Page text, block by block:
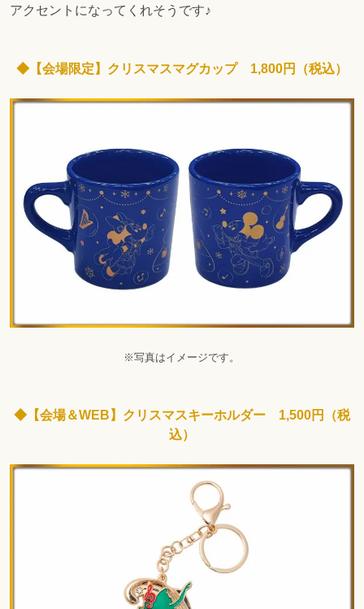
アクセントになってくれそうです♪
◆【会場限定】クリスマスマグカップ 1,800円（税込）
※写真はイメージです。
◆【会場＆WEB】クリスマスキーホルダー 1,500円（税
込）